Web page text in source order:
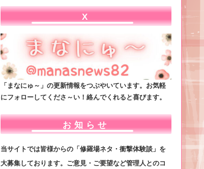
X
「まなにゅ～」の更新情報をつぶやいています。お気軽
にフォローしてくださ～い！絡んでくれると喜びます。
お知らせ
当サイトでは皆様からの「修羅場ネタ・衝撃体験談」を
大募集しております。ご意見・ご要望など管理人とのコ